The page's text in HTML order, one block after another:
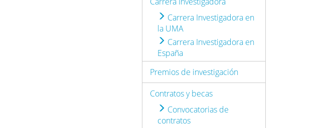
Carrera Investigadora en
la UMA
Carrera Investigadora en
España
Premios de investigación
Contratos y becas
Convocatorias de
contratos